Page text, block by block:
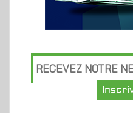
RECEVEZ NOTRE